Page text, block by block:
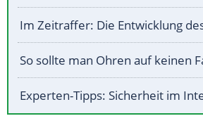
Im Zeitraffer: Die Entwicklung
So sollte man Ohren auf keinen
Experten-Tipps: Sicherheit im